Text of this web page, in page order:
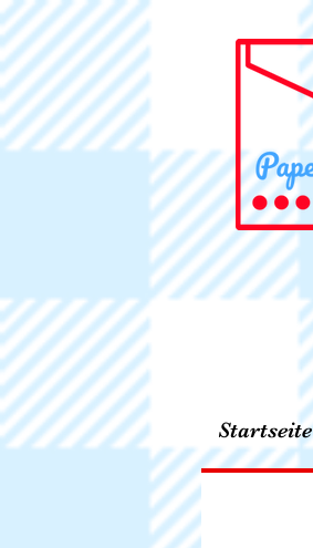
Startseite